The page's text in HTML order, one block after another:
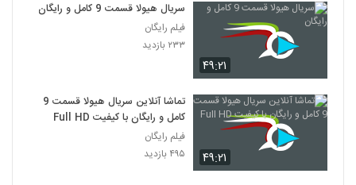
۴۹:۲۱
سریال هیولا قسمت 9 کامل و رایگان
فیلم رایگان
۲۳۳ بازدید
۴۹:۲۱
تماشا آنلاین سریال هیولا قسمت 9
کامل و رایگان با کیفیت Full HD
فیلم رایگان
۴۹۵ بازدید